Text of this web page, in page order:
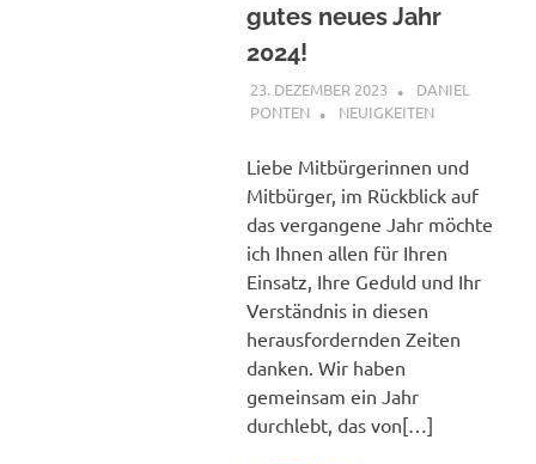
gutes neues Jahr
2024!
23. DEZEMBER 2023
DANIEL
PONTEN
NEUIGKEITEN
Liebe Mitbürgerinnen und
Mitbürger, im Rückblick auf
das vergangene Jahr möchte
ich Ihnen allen für Ihren
Einsatz, Ihre Geduld und Ihr
Verständnis in diesen
herausfordernden Zeiten
danken. Wir haben
gemeinsam ein Jahr
durchlebt, das von[…]